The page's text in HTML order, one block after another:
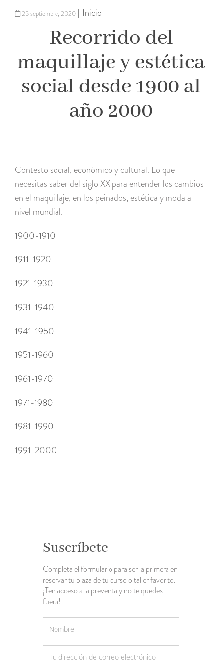
25 septiembre, 2020 Inicio
Recorrido del
maquillaje y estética
social desde 1900 al
año 2000
Contesto social, económico y cultural. Lo que
necesitas saber del siglo XX para entender los cambios
en el maquillaje, en los peinados, estética y moda a
nivel mundial.
1900-1910
1911-1920
1921-1930
1931-1940
1941-1950
1951-1960
1961-1970
1971-1980
1981-1990
1991-2000
Suscríbete
Completa el formulario para ser la primera en
reservar tu plaza de tu curso o taller favorito.
¡Ten acceso a la preventa y no te quedes
fuera!